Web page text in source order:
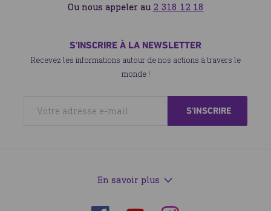
Ou nous appeler au 2 318 12 18
S'INSCRIRE À LA NEWSLETTER
Recevez les informations autour de nos actions à travers le
monde !
En savoir plus